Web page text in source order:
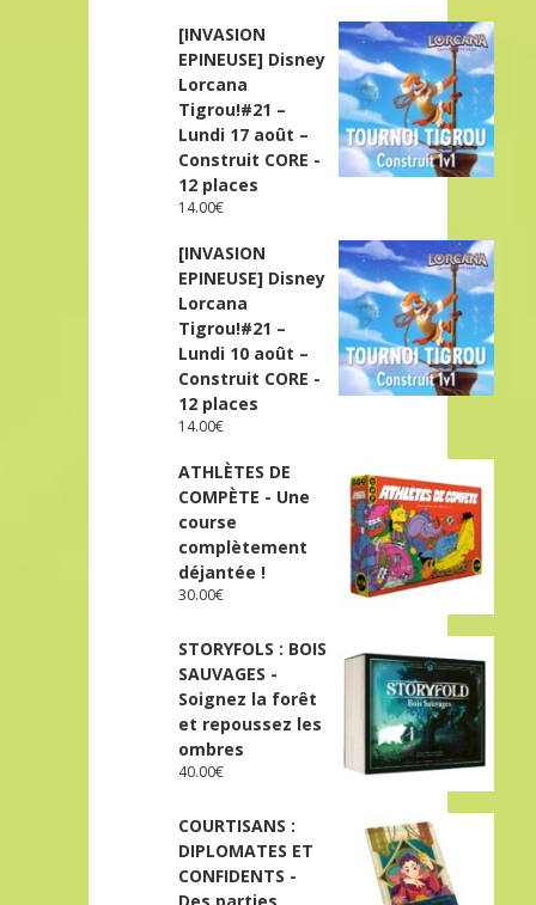
[INVASION
EPINEUSE] Disney
Lorcana
Tigrou!#21 –
Lundi 17 août –
Construit CORE -
12 places
14.00€
[INVASION
EPINEUSE] Disney
Lorcana
Tigrou!#21 –
Lundi 10 août –
Construit CORE -
12 places
14.00€
ATHLÈTES DE
COMPÈTE - Une
course
complètement
déjantée !
30.00€
STORYFOLS : BOIS
SAUVAGES -
Soignez la forêt
et repoussez les
ombres
40.00€
COURTISANS :
DIPLOMATES ET
CONFIDENTS -
Des parties